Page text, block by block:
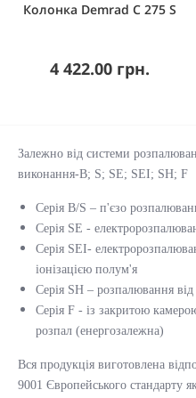
Колонка Demrad C 275 S
4 422.00 грн.
Залежно від системи
виконання-B; S; SE; SEI; SH; F
Серія B/S – п'єзо
Серія SE -
Серія SEI-
іонізацією полум'я
Серія SH – розпалювання від
Серія F - із закритою
розпал (енергозалежна)
Вся продукція виготовлена
9001 Європейського стандарту